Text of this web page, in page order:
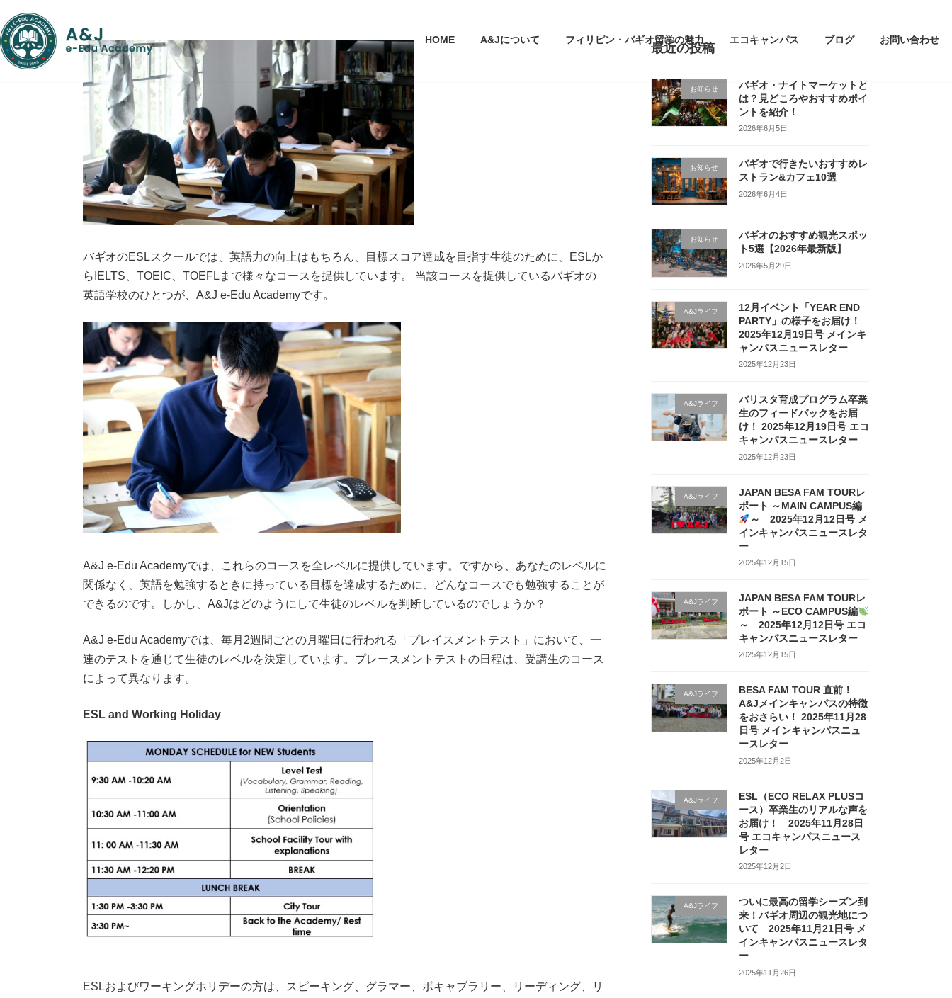
ン
テ
ン
ツ
ビ
ゲ
ー
シ
HOME A&Jについて フィリピン・バギオ留学の魅力 エコキャンパス ブログ お問い合わせ
バギオのESLスクールでは、英語力の向上はもちろん、目標スコア達成を目指す生徒のために、ESLか
らIELTS、TOEIC、TOEFLまで様々なコースを提供しています。 当該コースを提供しているバギオの
英語学校のひとつが、A&J e-Edu Academyです。
A&J e-Edu Academyでは、これらのコースを全レベルに提供しています。ですから、あなたのレベルに
関係なく、英語を勉強するときに持っている目標を達成するために、どんなコースでも勉強することが
できるのです。しかし、A&Jはどのようにして生徒のレベルを判断しているのでしょうか？
A&J e-Edu Academyでは、毎月2週間ごとの月曜日に行われる「プレイスメントテスト」において、一
連のテストを通じて生徒のレベルを決定しています。プレースメントテストの日程は、受講生のコース
によって異なります。
ESL and Working Holiday
ESLおよびワーキングホリデーの方は、スピーキング、グラマー、ボキャブラリー、リーディング、リ
最近の投稿
お知らせ
バギオ・ナイトマーケットと
は？見どころやおすすめポイ
ントを紹介！
2026年6月5日
お知らせ
バギオで行きたいおすすめレ
ストラン&カフェ10選
2026年6月4日
お知らせ
バギオのおすすめ観光スポッ
ト5選【2026年最新版】
2026年5月29日
A&Jライフ
12月イベント「YEAR END
PARTY」の様子をお届け！
2025年12月19日号 メインキ
ャンパスニュースレター
2025年12月23日
A&Jライフ
バリスタ育成プログラム卒業
生のフィードバックをお届
け！ 2025年12月19日号 エコ
キャンパスニュースレター
2025年12月23日
A&Jライフ
JAPAN BESA FAM TOURレ
ポート ～MAIN CAMPUS編
～ 2025年12月12日号 メ
インキャンパスニュースレタ
ー
2025年12月15日
A&Jライフ
JAPAN BESA FAM TOURレ
ポート ～ECO CAMPUS編
～ 2025年12月12日号 エコ
キャンパスニュースレター
2025年12月15日
A&Jライフ
BESA FAM TOUR 直前！
A&Jメインキャンパスの特徴
をおさらい！ 2025年11月28
日号 メインキャンパスニュ
ースレター
2025年12月2日
A&Jライフ
ESL（ECO RELAX PLUSコ
ース）卒業生のリアルな声を
お届け！ 2025年11月28日
号 エコキャンパスニュース
レター
2025年12月2日
A&Jライフ
ついに最高の留学シーズン到
来！バギオ周辺の観光地につ
いて 2025年11月21日号 メ
インキャンパスニュースレタ
ー
2025年11月26日